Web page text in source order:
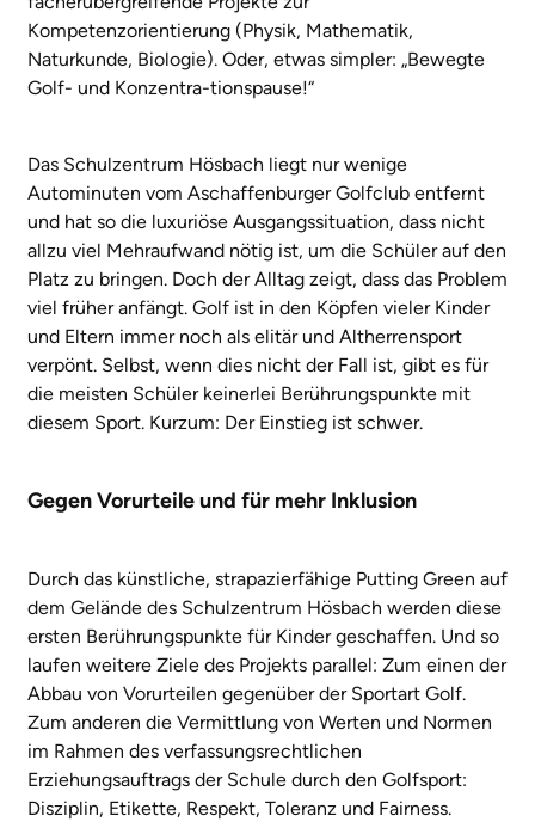
Kompetenzorientierung (Physik, Mathematik,
Naturkunde, Biologie). Oder, etwas simpler: „Bewegte
Golf- und Konzentra-tionspause!“
Das Schulzentrum Hösbach liegt nur wenige
Autominuten vom Aschaffenburger Golfclub entfernt
und hat so die luxuriöse Ausgangssituation, dass nicht
allzu viel Mehraufwand nötig ist, um die Schüler auf den
Platz zu bringen. Doch der Alltag zeigt, dass das Problem
viel früher anfängt. Golf ist in den Köpfen vieler Kinder
und Eltern immer noch als elitär und Altherrensport
verpönt. Selbst, wenn dies nicht der Fall ist, gibt es für
die meisten Schüler keinerlei Berührungspunkte mit
diesem Sport. Kurzum: Der Einstieg ist schwer.
Gegen Vorurteile und für mehr Inklusion
Durch das künstliche, strapazierfähige Putting Green auf
dem Gelände des Schulzentrum Hösbach werden diese
ersten Berührungspunkte für Kinder geschaffen. Und so
laufen weitere Ziele des Projekts parallel: Zum einen der
Abbau von Vorurteilen gegenüber der Sportart Golf.
Zum anderen die Vermittlung von Werten und Normen
im Rahmen des verfassungsrechtlichen
Erziehungsauftrags der Schule durch den Golfsport:
Disziplin, Etikette, Respekt, Toleranz und Fairness.